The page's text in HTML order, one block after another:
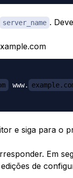
server_name .
www.
e siga para o
Em
de